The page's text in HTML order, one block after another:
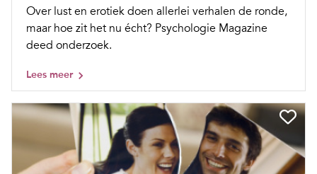
Over lust en erotiek doen allerlei verhalen de ronde,
maar hoe zit het nu écht? Psychologie Magazine
deed onderzoek.
Lees meer